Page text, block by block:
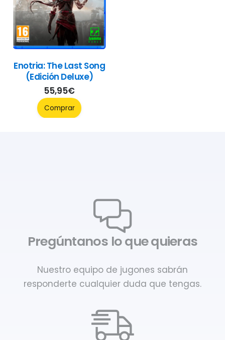
Enotria: The Last Song
(Edición Deluxe)
55,95€
Comprar
Pregúntanos lo que quieras
Nuestro equipo de jugones sabrán
responderte cualquier duda que tengas.